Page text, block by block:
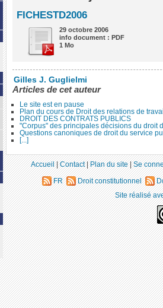
FICHESTD2006
29 octobre 2006
info document : PDF
1 Mo
Gilles J. Guglielmi
Articles de cet auteur
Le site est en pause
Plan du cours de Droit des relations de
DROIT DES CONTRATS PUBLICS
"Corpus" des principales décisions du droit
Questions canoniques de droit du service
[...]
Accueil|Contact|Plan du site|Se
FR Droit constitutionnel
Site réalisé